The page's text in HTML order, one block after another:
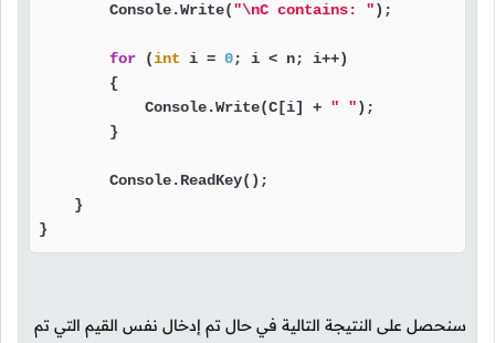
        Console.Write(
"\nC contains: ");
for (int i = 0; i < n; i++)
        {
            Console.Write(C[i] +
" ");
        }
        Console.ReadKey();
    }
}
سنحصل على النتيجة التالية في حال تم إدخال نفس القيم التي تم